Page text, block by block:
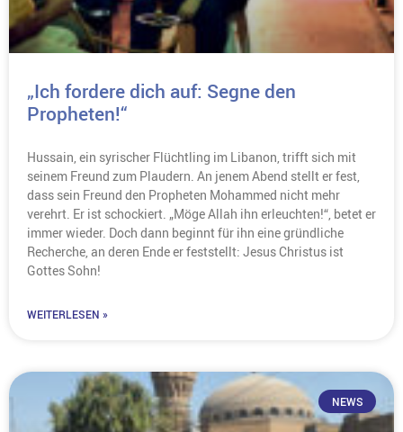
„Ich fordere dich auf: Segne den
Propheten!“
Hussain, ein syrischer Flüchtling im Libanon, trifft sich mit
seinem Freund zum Plaudern. An jenem Abend stellt er fest,
dass sein Freund den Propheten Mohammed nicht mehr
verehrt. Er ist schockiert. „Möge Allah ihn erleuchten!“, betet er
immer wieder. Doch dann beginnt für ihn eine gründliche
Recherche, an deren Ende er feststellt: Jesus Christus ist
Gottes Sohn!
WEITERLESEN »
NEWS